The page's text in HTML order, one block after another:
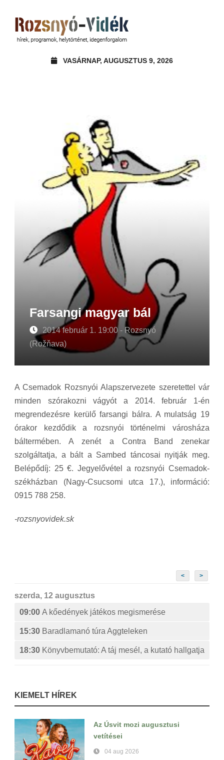
VASÁRNAP, AUGUSZTUS 9, 2026
Farsangi magyar bál
2014 február 1. 19:00 - Rozsnyó
(Rožňava)
A Csemadok Rozsnyói Alapszervezete szeretettel vár
minden szórakozni vágyót a 2014. február 1-én
megrendezésre kerülő farsangi bálra. A mulatság 19
órakor kezdődik a rozsnyói történelmi városháza
báltermében. A zenét a Contra Band zenekar
szolgáltatja, a bált a Sambed táncosai nyitják meg.
Belépődíj: 25 €. Jegyelővétel a rozsnyói Csemadok-
székházban (Nagy-Csucsomi utca 17.), információ:
0915 788 258.
-rozsnyovidek.sk
< >
szerda, 12 augusztus
09:00 A kőedények játékos megismerése
15:30 Baradlamanó túra Aggteleken
18:30 Könyvbemutató: A táj mesél, a kutató hallgatja
KIEMELT HÍREK
Az Úsvit mozi augusztusi
vetítései
04 aug 2026